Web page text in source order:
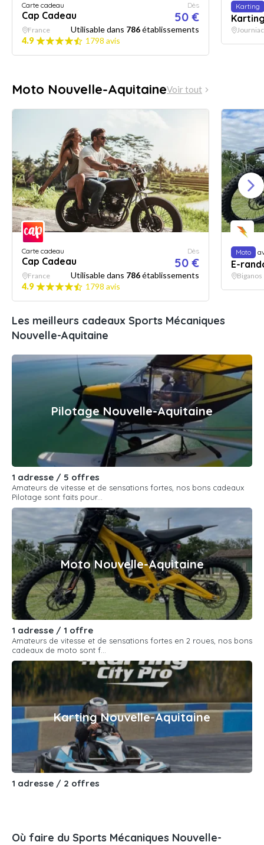
Carte cadeau
Cap Cadeau
Dès
50 €
France Utilisable dans 786établissements
4.9
1798 avis
Karting
Journiac
Moto Nouvelle-AquitaineVoir tout
Carte cadeau
Cap Cadeau
Dès
50 €
France Utilisable dans 786établissements
4.9
1798 avis
Moto
E-
Biganos
Les meilleurs cadeaux Sports Mécaniques
Nouvelle-Aquitaine
Pilotage Nouvelle-Aquitaine
1 adresse / 5 offres
Amateurs de vitesse et de sensations fortes, nos bons cadeaux
Pilotage sont faits pour...
Moto Nouvelle-Aquitaine
1 adresse / 1 offre
Amateurs de vitesse et de sensations fortes en 2 roues, nos bons
cadeaux de moto sont f...
Karting Nouvelle-Aquitaine
1 adresse / 2 offres
Où faire du Sports Mécaniques Nouvelle-